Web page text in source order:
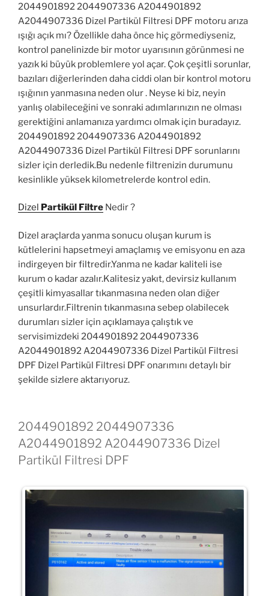
2044901892 2044907336 A2044901892
A2044907336 Dizel Partikül Filtresi DPF motoru arıza
ışığı açık mı? Özellikle daha önce hiç görmediyseniz,
kontrol panelinizde bir motor uyarısının görünmesi ne
yazık ki büyük problemlere yol açar. Çok çeşitli sorunlar,
bazıları diğerlerinden daha ciddi olan bir kontrol motoru
ışığının yanmasına neden olur . Neyse ki biz, neyin
yanlış olabileceğini ve sonraki adımlarınızın ne olması
gerektiğini anlamanıza yardımcı olmak için buradayız.
2044901892 2044907336 A2044901892
A2044907336 Dizel Partikül Filtresi DPF sorunlarını
sizler için derledik.Bu nedenle filtrenizin durumunu
kesinlikle yüksek kilometrelerde kontrol edin.
Dizel Partikül Filtre Nedir ?
Dizel araçlarda yanma sonucu oluşan kurum is
kütlelerini hapsetmeyi amaçlamış ve emisyonu en aza
indirgeyen bir filtredir.Yanma ne kadar kaliteli ise
kurum o kadar azalır.Kalitesiz yakıt, devirsiz kullanım
çeşitli kimyasallar tıkanmasına neden olan diğer
unsurlardır.Filtrenin tıkanmasına sebep olabilecek
durumları sizler için açıklamaya çalıştık ve
servisimizdeki 2044901892 2044907336
A2044901892 A2044907336 Dizel Partikül Filtresi
DPF Dizel Partikül Filtresi DPF onarımını detaylı bir
şekilde sizlere aktarıyoruz.
2044901892 2044907336
A2044901892 A2044907336 Dizel
Partikül Filtresi DPF